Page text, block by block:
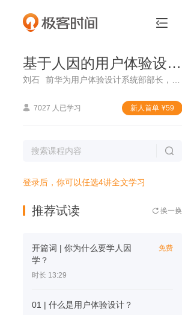

基于人因的用户体验设计课
刘石
 7027 人已学习 新⼈⾸单 ¥59

登录后，你可以任选4讲全文学习
推荐试读  换一换
开篇词 | 你为什么要学人因
学？
时长 13:29
免费
01 | 什么是用户体验设计？
 基于人因的用户体验设计课